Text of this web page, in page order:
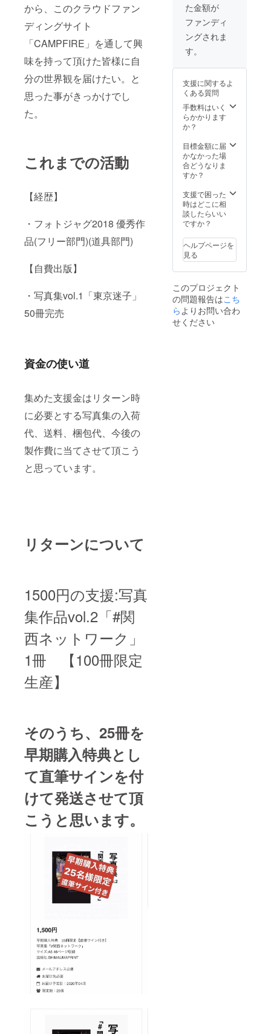
から、このクラウドファン
ディングサイト
「CAMPFIRE」を通して興
味を持って頂けた皆様に自
分の世界観を届けたい。と
思った事がきっかけでし
た。
これまでの活動
【経歴】
・フォトジャグ2018 優秀作
品(フリー部門)(道具部門)
【自費出版】
・写真集vol.1「東京迷子」
50冊完売
資金の使い道
集めた支援金はリターン時
に必要とする写真集の入荷
代、送料、梱包代、今後の
製作費に当てさせて頂こう
と思っています。
リターンについて
1500円の支援:写真
集作品vol.2「#関
西ネットワーク」
1冊 【100冊限定
生産】
そのうち、25冊を
早期購入特典とし
て直筆サインを付
けて発送させて頂
こうと思います。
た金額が
ファンディ
ングされま
す。
支援に関するよ
くある質問
手数料はいく
らかかります
か？
目標金額に届
かなかった場
合どうなりま
すか？
支援で困った
時はどこに相
談したらいい
ですか？
ヘルプページを
見る
このプロジェクト
の問題報告はこち
らよりお問い合わ
せください